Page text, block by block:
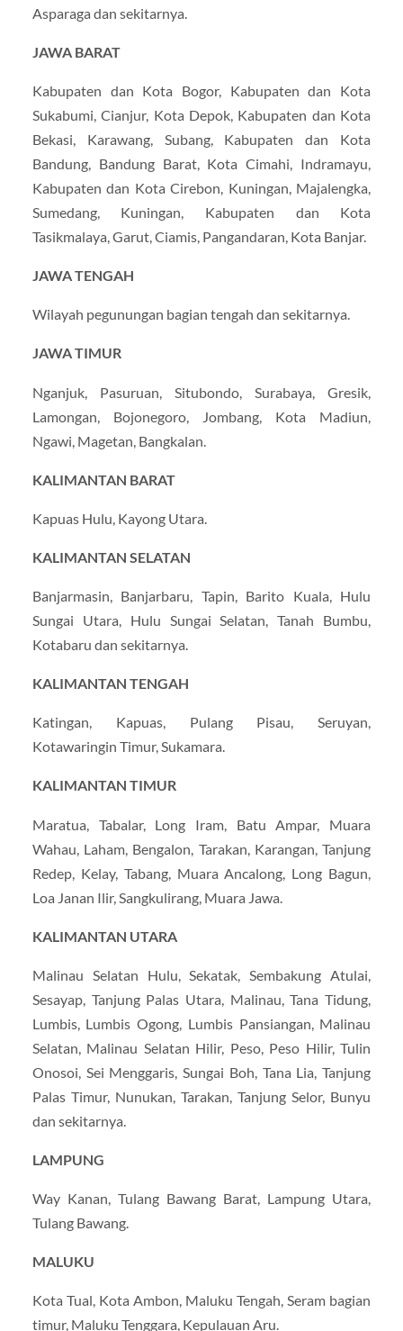
Asparaga dan sekitarnya.
JAWA BARAT
Kabupaten dan Kota Bogor, Kabupaten dan Kota
Sukabumi, Cianjur, Kota Depok, Kabupaten dan Kota
Bekasi, Karawang, Subang, Kabupaten dan Kota
Bandung, Bandung Barat, Kota Cimahi, Indramayu,
Kabupaten dan Kota Cirebon, Kuningan, Majalengka,
Sumedang, Kuningan, Kabupaten dan Kota
Tasikmalaya, Garut, Ciamis, Pangandaran, Kota Banjar.
JAWA TENGAH
Wilayah pegunungan bagian tengah dan sekitarnya.
JAWA TIMUR
Nganjuk, Pasuruan, Situbondo, Surabaya, Gresik,
Lamongan, Bojonegoro, Jombang, Kota Madiun,
Ngawi, Magetan, Bangkalan.
KALIMANTAN BARAT
Kapuas Hulu, Kayong Utara.
KALIMANTAN SELATAN
Banjarmasin, Banjarbaru, Tapin, Barito Kuala, Hulu
Sungai Utara, Hulu Sungai Selatan, Tanah Bumbu,
Kotabaru dan sekitarnya.
KALIMANTAN TENGAH
Katingan, Kapuas, Pulang Pisau, Seruyan,
Kotawaringin Timur, Sukamara.
KALIMANTAN TIMUR
Maratua, Tabalar, Long Iram, Batu Ampar, Muara
Wahau, Laham, Bengalon, Tarakan, Karangan, Tanjung
Redep, Kelay, Tabang, Muara Ancalong, Long Bagun,
Loa Janan Ilir, Sangkulirang, Muara Jawa.
KALIMANTAN UTARA
Malinau Selatan Hulu, Sekatak, Sembakung Atulai,
Sesayap, Tanjung Palas Utara, Malinau, Tana Tidung,
Lumbis, Lumbis Ogong, Lumbis Pansiangan, Malinau
Selatan, Malinau Selatan Hilir, Peso, Peso Hilir, Tulin
Onosoi, Sei Menggaris, Sungai Boh, Tana Lia, Tanjung
Palas Timur, Nunukan, Tarakan, Tanjung Selor, Bunyu
dan sekitarnya.
LAMPUNG
Way Kanan, Tulang Bawang Barat, Lampung Utara,
Tulang Bawang.
MALUKU
Kota Tual, Kota Ambon, Maluku Tengah, Seram bagian
timur, Maluku Tenggara, Kepulauan Aru.